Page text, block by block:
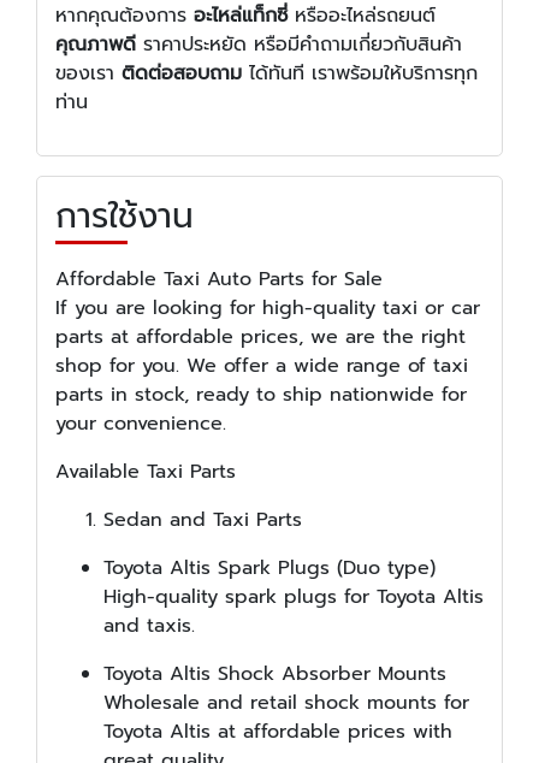
หากคุณต้องการ อะไหล่แท็กซี่หรืออะไหล่รถยนต์
คุณภาพดี ราคาประหยัด หรือมีคำถามเกี่ยวกับสินค้า
ของเรา ติดต่อสอบถาม ได้ทันที เราพร้อมให้บริการทุก
ท่าน
การใช้งาน
Affordable Taxi Auto Parts for Sale
If you are looking for high-quality taxi or car
parts at affordable prices, we are the right
shop for you. We offer a wide range of taxi
parts in stock, ready to ship nationwide for
your convenience.
Available Taxi Parts
Sedan and Taxi Parts
Toyota Altis Spark Plugs (Duo type)
High-quality spark plugs for Toyota Altis
and taxis.
Toyota Altis Shock Absorber Mounts
Wholesale and retail shock mounts for
Toyota Altis at affordable prices with